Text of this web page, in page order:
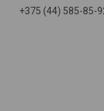
+375 (44) 585-85-